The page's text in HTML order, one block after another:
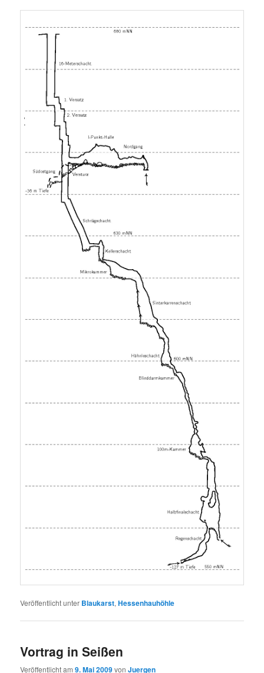
Veröffentlicht unter Blaukarst,Hessenhauhöhle
Vortrag in Seißen
Veröffentlicht am9. Mai 2009vonJuergen